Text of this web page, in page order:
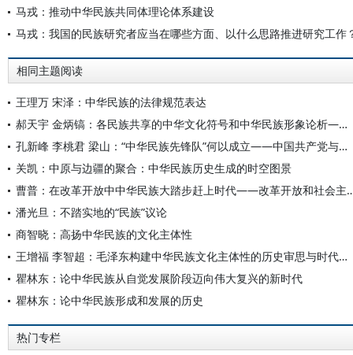
马戎：推动中华民族共同体理论体系建设
马戎：我国的民族研究者应当在哪些方面、以什么思路推进研究工作
相同主题阅读
王理万 宋泽：中华民族的法律规范表达
郝天宇 金炳镐：各民族共享的中华文化符号和中华民族形象论析——以人民币为视角
孔新峰 李桃君 梁山：“中华民族先锋队”何以成立——中国共产党与中华民族关系理论的生成逻辑
关凯：中原与边疆的聚合：中华民族历史生成的时空图景
曹普：在改革开放中中华民族大踏步
潘光旦：不踏实地的“民族”议论
商智晓：高扬中华民族的文化主体性
王增福 李智超：毛泽东构建中华民族文化主体性的历史审思与时代启示
瞿林东：论中华民族从自觉发展阶段迈向伟大复兴的新时代
瞿林东：论中华民族形成和发展的历史
热门专栏